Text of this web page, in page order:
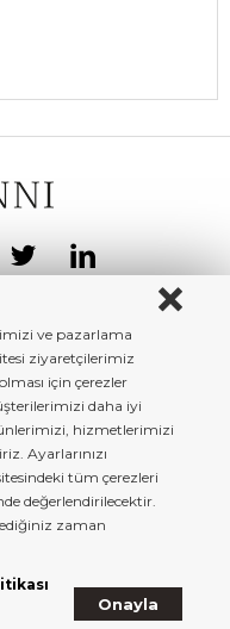
Hakları Saklıdır.
Onayla
ve pazarlama
ziyaretçilerimiz
için çerezler
daha iyi
hizmetlerimizi
Ayarlarınızı
tüm çerezleri
değerlendirilecektir.
zaman